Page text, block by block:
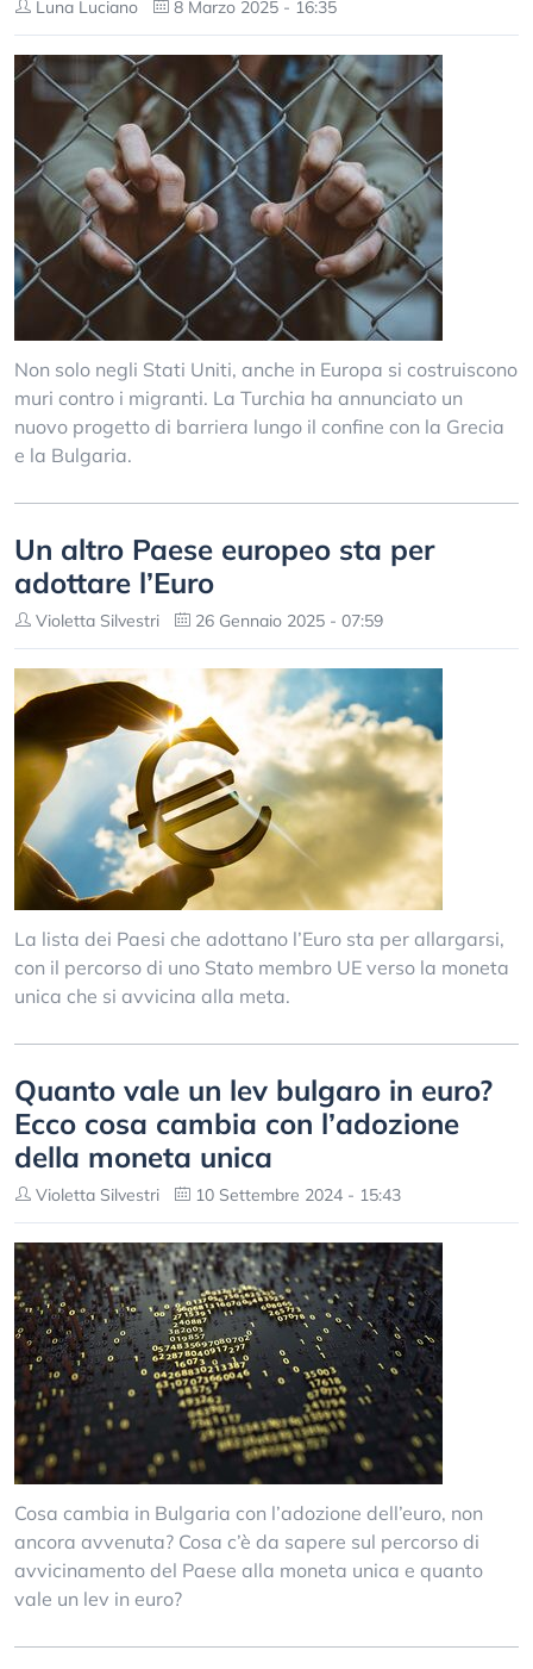
Luna Luciano 8 Marzo 2025 - 16:35
Non solo negli Stati Uniti, anche in Europa si costruiscono
muri contro i migranti. La Turchia ha annunciato un
nuovo progetto di barriera lungo il confine con la Grecia
e la Bulgaria.
Un altro Paese europeo sta per
adottare l’Euro
Violetta Silvestri 26 Gennaio 2025 - 07:59
La lista dei Paesi che adottano l’Euro sta per allargarsi,
con il percorso di uno Stato membro UE verso la moneta
unica che si avvicina alla meta.
Quanto vale un lev bulgaro in euro?
Ecco cosa cambia con l’adozione
della moneta unica
Violetta Silvestri 10 Settembre 2024 - 15:43
Cosa cambia in Bulgaria con l’adozione dell’euro, non
ancora avvenuta? Cosa c’è da sapere sul percorso di
avvicinamento del Paese alla moneta unica e quanto
vale un lev in euro?